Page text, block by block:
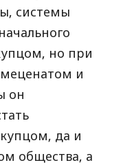
системы
но при
меценатом и
он
да и
общества, а